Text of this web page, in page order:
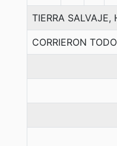
TIERRA SALVAJE,
CORRIERON